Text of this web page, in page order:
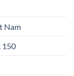
Nam
150